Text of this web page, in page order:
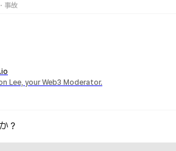
事故
Lee, your Web3 Moderator.
？